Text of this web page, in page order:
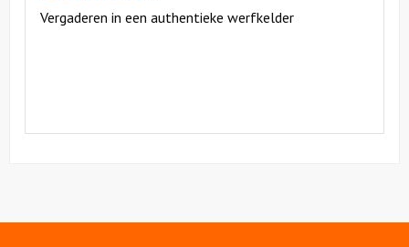
Vergaderen in een authentieke werfkelder